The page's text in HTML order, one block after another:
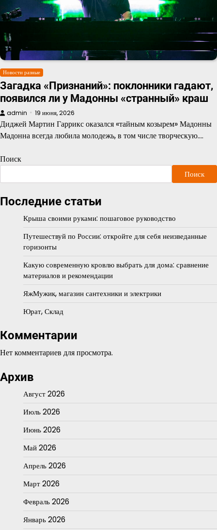
Новости разные
Загадка «Признаний»: поклонники гадают,
появился ли у Мадонны «странный» краш
admin 19 июня, 2026
Диджей Мартин Гаррикс оказался «тайным козырем» Мадонны
Мадонна всегда любила молодежь, в том числе творческую.…
Поиск
Поиск
Последние статьи
Крыша своими руками: пошаговое руководство
Путешествуй по России: откройте для себя неизведанные
горизонты
Какую современную кровлю выбрать для дома: сравнение
материалов и рекомендации
ЯжМужик, магазин сантехники и электрики
Юрат, Склад
Комментарии
Нет комментариев для просмотра.
Архив
Август 2026
Июль 2026
Июнь 2026
Май 2026
Апрель 2026
Март 2026
Февраль 2026
Январь 2026